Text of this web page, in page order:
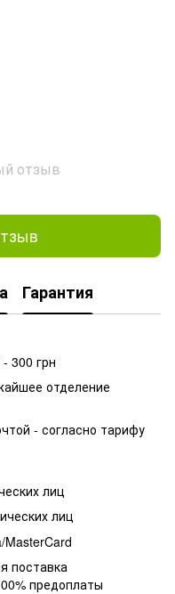
отзыв
Гарантия
300 грн
отделение
- согласно тарифу
лиц
лиц
MasterCard
поставка
предоплаты